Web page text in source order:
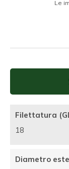
Le
Filettatura
18
Diametro